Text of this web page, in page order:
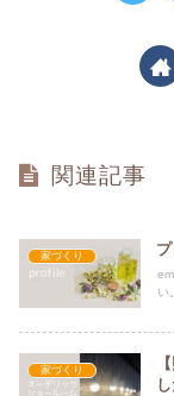
関連記事
家づくり
い
家づくり